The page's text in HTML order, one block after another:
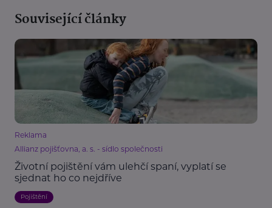
Související články
Reklama
Allianz pojišťovna, a. s. - sídlo společnosti
Životní pojištění vám ulehčí spaní, vyplatí se
sjednat ho co nejdříve
Pojištění